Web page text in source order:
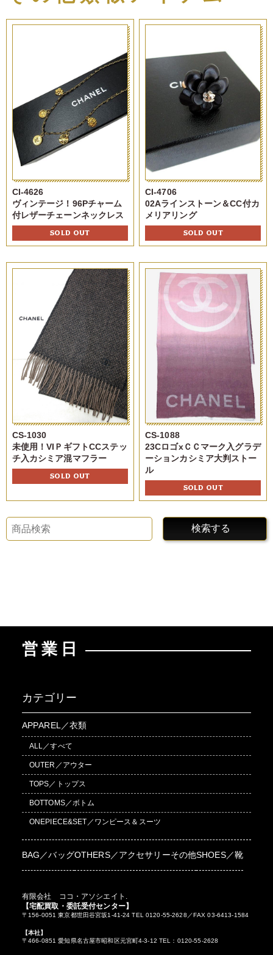
CI-4626
ヴィンテージ！96Pチャーム
付レザーチェーンネックレス
SOLD OUT
CI-4706
02Aラインストーン＆CC付カ
メリアリング
SOLD OUT
CS-1030
未使用！VIＰギフトCCステッ
チ入カシミア混マフラー
SOLD OUT
CS-1088
23CロゴxＣＣマーク入グラデ
ーションカシミア大判ストー
ル
SOLD OUT
検索する
営業日
カテゴリー
APPAREL／衣類
ALL／すべて
OUTER／アウター
TOPS／トップス
BOTTOMS／ボトム
ONEPIECE&SET／ワンピース＆スーツ
BAG／バッグOTHERS／アクセサリーその他SHOES／靴
有限会社 ココ・アソシエイト.
【宅配買取・委託受付センター】
〒156-0051 東京都世田谷宮坂1-41-24 TEL 0120-55-2628／FAX 03-6413-1584
【本社】
〒466-0851 愛知県名古屋市昭和区元宮町4-3-12 TEL：0120-55-2628